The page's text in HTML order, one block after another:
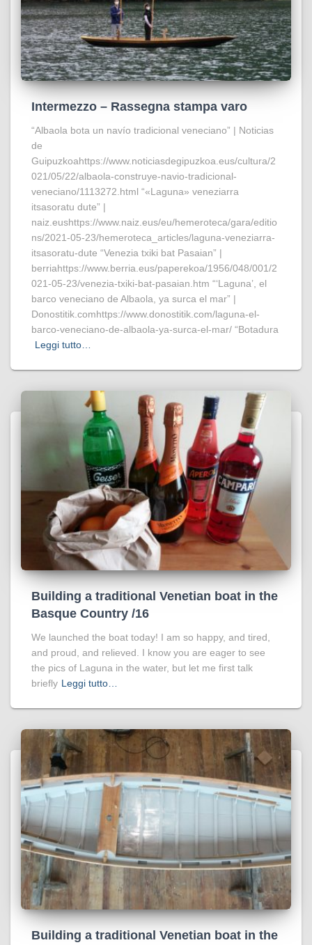
Intermezzo – Rassegna stampa varo
“Albaola bota un navío tradicional veneciano” | Noticias
de
Guipuzkoahttps://www.noticiasdegipuzkoa.eus/cultura/2
021/05/22/albaola-construye-navio-tradicional-
veneciano/1113272.html “«Laguna» veneziarra
itsasoratu dute” |
naiz.eushttps://www.naiz.eus/eu/hemeroteca/gara/editio
ns/2021-05-23/hemeroteca_articles/laguna-veneziarra-
itsasoratu-dute “Venezia txiki bat Pasaian” |
berriahttps://www.berria.eus/paperekoa/1956/048/001/2
021-05-23/venezia-txiki-bat-pasaian.htm “‘Laguna’, el
barco veneciano de Albaola, ya surca el mar” |
Donostitik.comhttps://www.donostitik.com/laguna-el-
barco-veneciano-de-albaola-ya-surca-el-mar/ “Botadura
Leggi tutto…
Building a traditional Venetian boat in the
Basque Country /16
We launched the boat today! I am so happy, and tired,
and proud, and relieved. I know you are eager to see
the pics of Laguna in the water, but let me first talk
briefly Leggi tutto…
Building a traditional Venetian boat in the